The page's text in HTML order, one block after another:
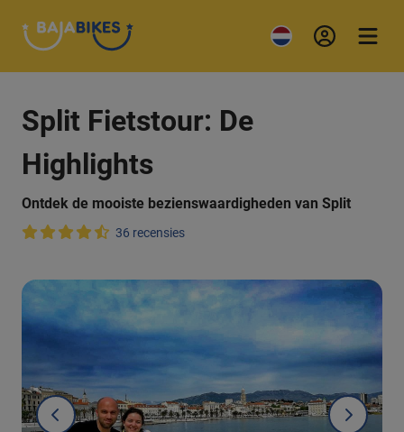
Split Fietstour: De
Highlights
Ontdek de mooiste bezienswaardigheden van Split
36 recensies